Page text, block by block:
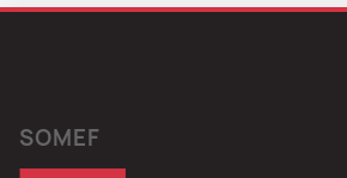
SOMEF